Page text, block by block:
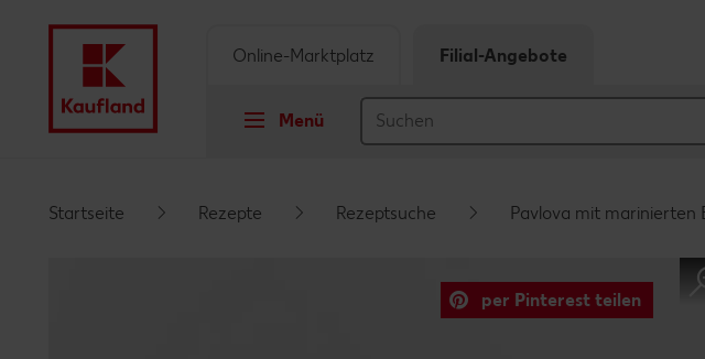
Menü
Online-Marktplatz Filial-Angebote
Startseite Rezepte Rezeptsuche Pavlova mit marinierten
per Pinterest teilen